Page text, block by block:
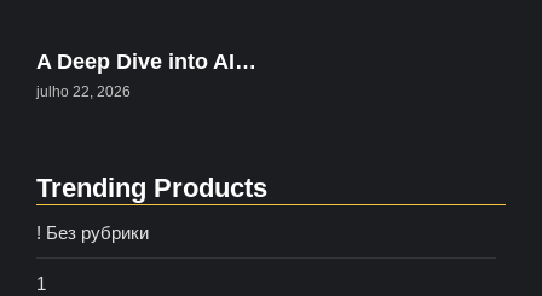
A Deep Dive into AI…
julho 22, 2026
Trending Products
! Без рубрики
1